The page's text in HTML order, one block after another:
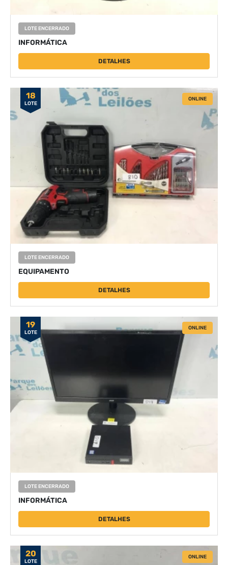
LOTE ENCERRADO
INFORMÁTICA
DETALHES
18
LOTE
ONLINE
LOTE ENCERRADO
EQUIPAMENTO
DETALHES
19
LOTE
ONLINE
LOTE ENCERRADO
INFORMÁTICA
DETALHES
20
LOTE
ONLINE